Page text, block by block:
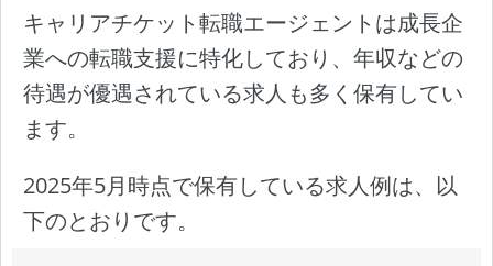
キャリアチケット転職エージェントは成長企
業への転職支援に特化しており、年収などの
待遇が優遇されている求人も多く保有してい
ます。
2025年5月時点で保有している求人例は、以
下のとおりです。